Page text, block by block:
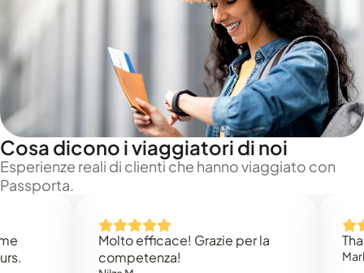
Cosa dicono i viaggiatori di noi
Esperienze reali di clienti che hanno viaggiato con
Passporta.
Molto efficace! Grazie per la
competenza!
Thank